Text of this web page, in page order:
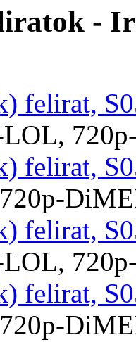
-
felirat,
felirat,
felirat,
felirat,